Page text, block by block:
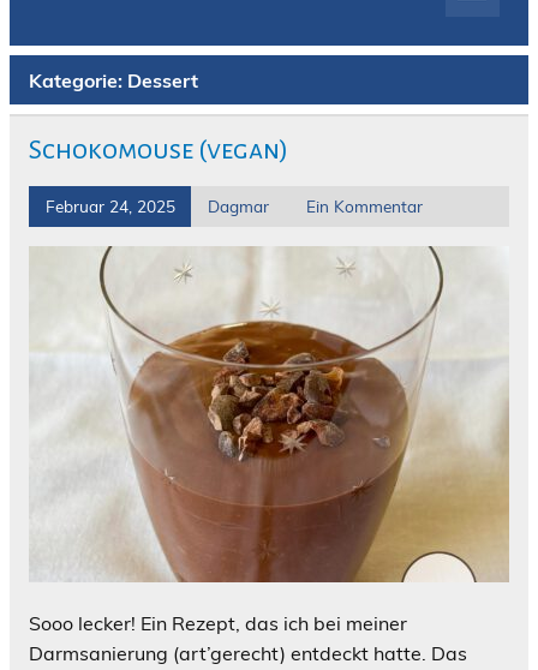
Kategorie: Dessert
Schokomouse (vegan)
Februar 24, 2025 Dagmar Ein Kommentar
Sooo lecker! Ein Rezept, das ich bei meiner
Darmsanierung (art’gerecht) entdeckt hatte. Das